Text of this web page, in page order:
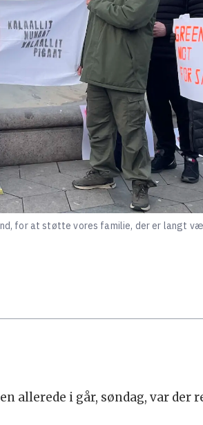
for at støtte vores familie, der er langt
allerede i går, søndag, var der